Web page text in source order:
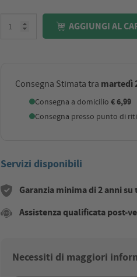
AGGIUNGI AL
Consegna Stimata tra martedì
Consegna a domicilio € 6,99
Consegna presso punto di
Servizi disponibili
Garanzia minima di 2 anni
Assistenza qualificata post-
Necessiti di maggiori